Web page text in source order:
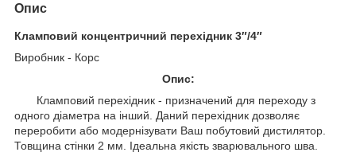
Опис
Кламповий концентричний перехідник 3″/4″
Виробник - Корс
Опис:
Кламповий перехідник - призначений для переходу з
одного діаметра на інший. Даний перехідник дозволяє
переробити або модернізувати Ваш побутовий дистилятор.
Товщина стінки 2 мм. Ідеальна якість зварювального шва.